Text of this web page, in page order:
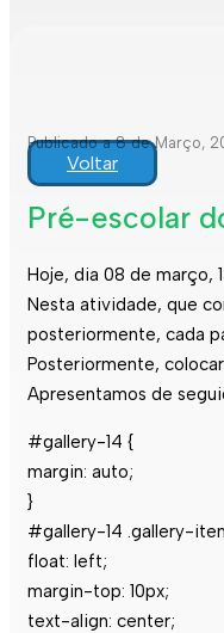
Publicado a 8 de Março,
Voltar
Pré-escolar
Hoje, dia 08 de março,
Nesta atividade, que
posteriormente, cada
Posteriormente,
Apresentamos de
#gallery-14 {
margin: auto;
}
#gallery-14 .gallery-
float: left;
margin-top: 10px;
text-align: center;